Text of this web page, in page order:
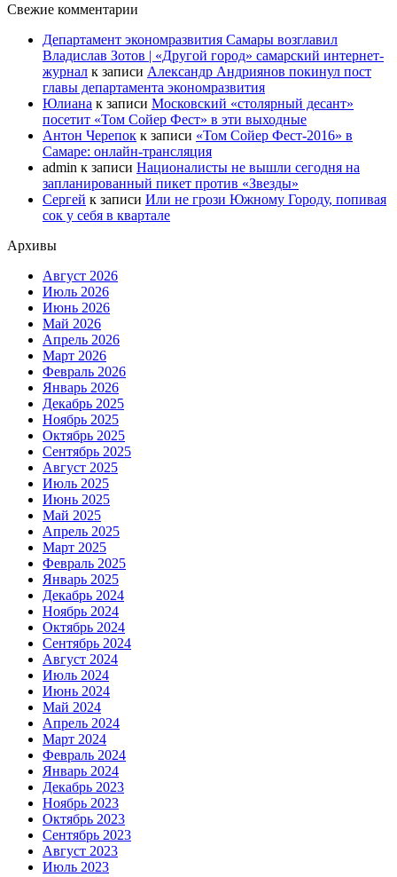
Свежие комментарии
Департамент экономразвития Самары возглавил
Владислав Зотов | «Другой город» самарский интернет-
журнал к записи Александр Андриянов покинул пост
главы департамента экономразвития
Юлиана к записи Московский «столярный десант»
посетит «Том Сойер Фест» в эти выходные
Антон Черепок к записи «Том Сойер Фест-2016» в
Самаре: онлайн-трансляция
admin к записи Националисты не вышли сегодня на
запланированный пикет против «Звезды»
Сергей к записи Или не грози Южному Городу, попивая
сок у себя в квартале
Архивы
Август 2026
Июль 2026
Июнь 2026
Май 2026
Апрель 2026
Март 2026
Февраль 2026
Январь 2026
Декабрь 2025
Ноябрь 2025
Октябрь 2025
Сентябрь 2025
Август 2025
Июль 2025
Июнь 2025
Май 2025
Апрель 2025
Март 2025
Февраль 2025
Январь 2025
Декабрь 2024
Ноябрь 2024
Октябрь 2024
Сентябрь 2024
Август 2024
Июль 2024
Июнь 2024
Май 2024
Апрель 2024
Март 2024
Февраль 2024
Январь 2024
Декабрь 2023
Ноябрь 2023
Октябрь 2023
Сентябрь 2023
Август 2023
Июль 2023